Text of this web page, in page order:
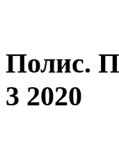
Полис.
3 2020